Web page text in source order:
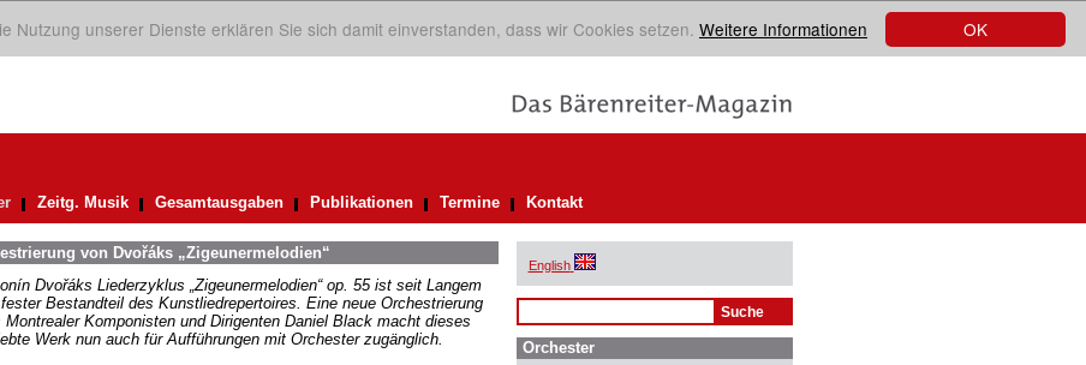
OK
unserer Dienste erklären Sie sich damit einverstanden, dass wir Cookies setzen. Weitere Informationen
Zeitg. Musik Gesamtausgaben Publikationen Termine Kontakt
von Dvořáks „Zigeunermelodien“
Dvořáks Liederzyklus „Zigeunermelodien“ op. 55 ist seit Langem
Bestandteil des Kunstliedrepertoires. Eine neue Orchestrierung
Montrealer Komponisten und Dirigenten Daniel Black macht dieses
Werk nun auch für Aufführungen mit Orchester zugänglich.
English
Orchester